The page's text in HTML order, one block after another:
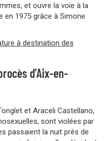
et ouvre la voie à la
en 1975 grâce à Simone
à destination des
d’Aix-en-
et Araceli Castellano,
sont violées par
passaient la nuit près de